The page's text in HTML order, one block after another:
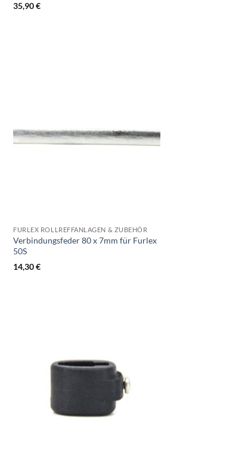
35,90€
FURLEX ROLLREFFANLAGEN & ZUBEHÖR
Verbindungsfeder 80 x 7mm für Furlex
50S
14,30€